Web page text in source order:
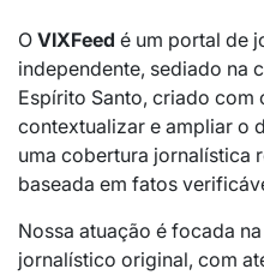
O VIXFeed é um portal de
independente, sediado na
Espírito Santo, criado com
contextualizar e ampliar o
uma cobertura jornalística
baseada em fatos
Nossa atuação é focada
jornalístico original, com